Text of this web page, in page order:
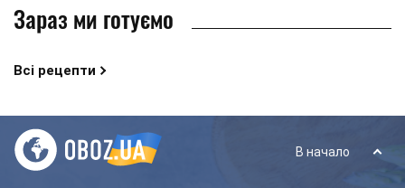
Зараз ми готуємо
Всі рецепти
В начало